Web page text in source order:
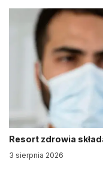
Resort zdrowia
3 sierpnia 2026